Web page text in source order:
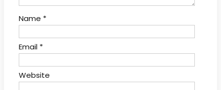
Name *
Email *
Website